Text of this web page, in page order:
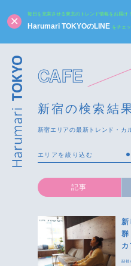
毎日を充実させる東京のトレンド情報をお届け！
Harumari TOKYOのLINE をチェ
CAFE
新宿の検索結
新宿エリアの最新トレンド・カ
記事
新
群
カ
副都